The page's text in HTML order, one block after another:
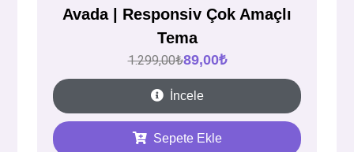
Avada | Responsiv Çok Amaçlı
Tema
1.299,00₺89,00₺
İncele
Sepete Ekle